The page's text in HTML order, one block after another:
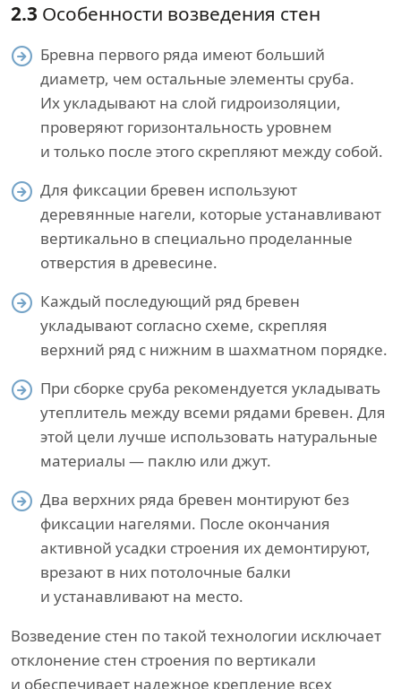
2.3 Особенности возведения стен
Бревна первого ряда имеют больший
диаметр, чем остальные элементы сруба.
Их укладывают на слой гидроизоляции,
проверяют горизонтальность уровнем
и только после этого скрепляют между собой.
Для фиксации бревен используют
деревянные нагели, которые устанавливают
вертикально в специально проделанные
отверстия в древесине.
Каждый последующий ряд бревен
укладывают согласно схеме, скрепляя
верхний ряд с нижним в шахматном порядке.
При сборке сруба рекомендуется укладывать
утеплитель между всеми рядами бревен. Для
этой цели лучше использовать натуральные
материалы — паклю или джут.
Два верхних ряда бревен монтируют без
фиксации нагелями. После окончания
активной усадки строения их демонтируют,
врезают в них потолочные балки
и устанавливают на место.
Возведение стен по такой технологии исключает
отклонение стен строения по вертикали
и обеспечивает надежное крепление всех